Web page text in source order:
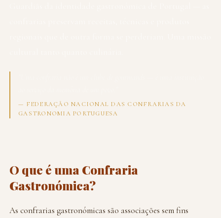
— FEDERAÇÃO NACIONAL DAS CONFRARIAS DA
GASTRONOMIA PORTUGUESA
O que é uma Confraria
Gastronómica?
As confrarias gastronómicas são associações sem fins